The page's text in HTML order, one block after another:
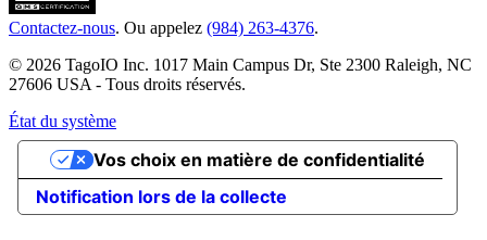
Contactez-nous. Ou appelez (984) 263-4376.
© 2026 TagoIO Inc. 1017 Main Campus Dr, Ste 2300 Raleigh, NC
27606 USA - Tous droits réservés.
État du système
Notification lors de la collecte
Vos choix en matière de confidentialité